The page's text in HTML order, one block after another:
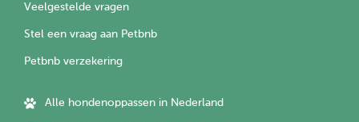
Veelgestelde vragen
Stel een vraag aan Petbnb
Petbnb verzekering
Alle hondenoppassen in Nederland